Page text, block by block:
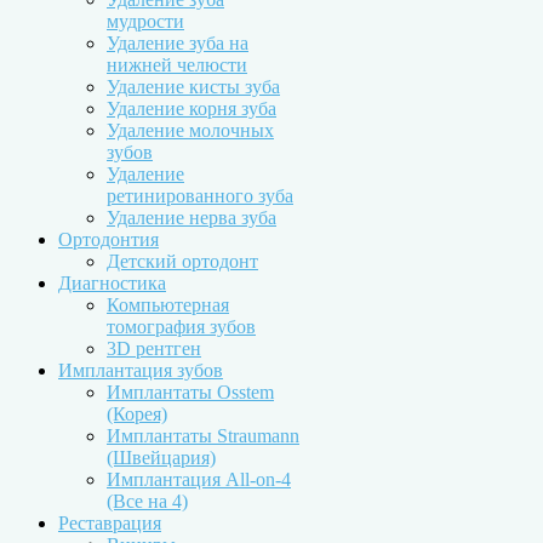
мудрости
Удаление зуба на
нижней челюсти
Удаление кисты зуба
Удаление корня зуба
Удаление молочных
зубов
Удаление
ретинированного зуба
Удаление нерва зуба
Ортодонтия
Детский ортодонт
Диагностика
Компьютерная
томография зубов
3D рентген
Имплантация зубов
Имплантаты Osstem
(Корея)
Имплантаты Straumann
(Швейцария)
Имплантация All-on-4
(Все на 4)
Реставрация